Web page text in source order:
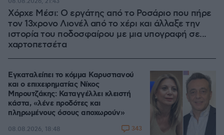
Χόρχε Μέσι: Ο εργάτης από το Ροσάριο που πήρε
τον 13χρονο Λιονέλ από το χέρι και άλλαξε την
ιστορία του ποδοσφαίρου με μια υπογραφή σε...
χαρτοπετσέτα
Εγκαταλείπει το κόμμα Καρυστιανού
και ο επιχειρηματίας Νίκος
Μπρουτζάκης: Καταγγέλλει κλειστή
κάστα, «λένε προδότες και
πληρωμένους όσους αποχωρούν»
08.08.2026, 18:48 343